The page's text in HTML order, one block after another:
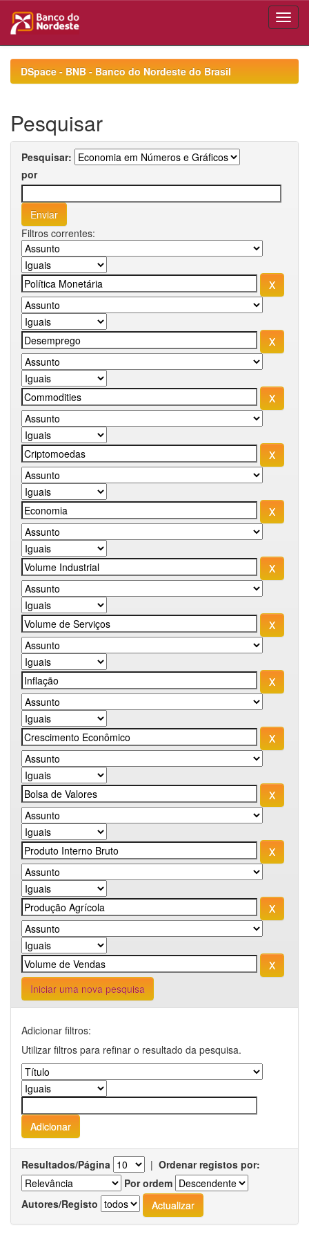
navigationDSpace - BNB - Banco do Nordeste do Brasil
Pesquisar
Pesquisar:
por
Filtros correntes:
Iniciar uma nova pesquisa
Adicionar filtros:
Utilizar filtros para refinar o resultado da pesquisa.
Resultados/Página | Ordenar registos por:
Por ordem
Autores/Registo